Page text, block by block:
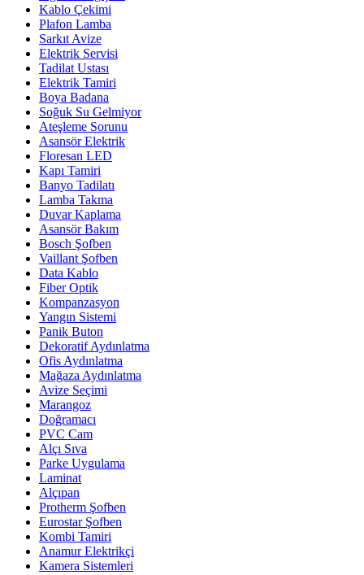
Kablo Çekimi
Plafon Lamba
Sarkıt Avize
Elektrik Servisi
Tadilat Ustası
Elektrik Tamiri
Boya Badana
Soğuk Su Gelmiyor
Ateşleme Sorunu
Asansör Elektrik
Floresan LED
Kapı Tamiri
Banyo Tadilatı
Lamba Takma
Duvar Kaplama
Asansör Bakım
Bosch Şofben
Vaillant Şofben
Data Kablo
Fiber Optik
Kompanzasyon
Yangın Sistemi
Panik Buton
Dekoratif Aydınlatma
Ofis Aydınlatma
Mağaza Aydınlatma
Avize Seçimi
Marangoz
Doğramacı
PVC Cam
Alçı Sıva
Parke Uygulama
Laminat
Alçıpan
Protherm Şofben
Eurostar Şofben
Kombi Tamiri
Anamur Elektrikçi
Kamera Sistemleri